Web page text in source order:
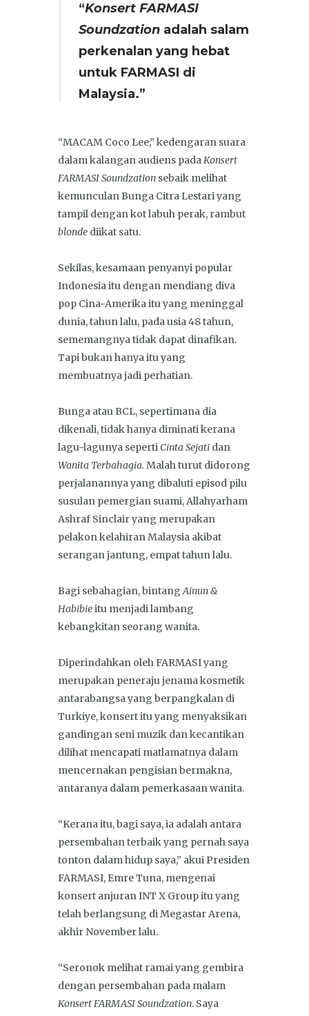
“Konsert FARMASI
Soundzation adalah salam
perkenalan yang hebat
untuk FARMASI di
Malaysia.”
“MACAM Coco Lee,” kedengaran suara
dalam kalangan audiens padaKonsert
FARMASI Soundzation sebaik melihat
kemunculan Bunga Citra Lestari yang
tampil dengan kot labuh perak, rambut
blonde diikat satu.
Sekilas, kesamaan penyanyi popular
Indonesia itu dengan mendiang diva
pop Cina-Amerika itu yang meninggal
dunia, tahun lalu, pada usia 48 tahun,
sememangnya tidak dapat dinafikan.
Tapi bukan hanya itu yang
membuatnya jadi perhatian.
Bunga atau BCL, sepertimana dia
dikenali, tidak hanya diminati kerana
lagu-lagunya sepertiCinta Sejati dan
Wanita Terbahagia. Malah turut didorong
perjalanannya yang dibaluti episod pilu
susulan pemergian suami, Allahyarham
Ashraf Sinclair yang merupakan
pelakon kelahiran Malaysia akibat
serangan jantung, empat tahun lalu.
Bagi sebahagian, bintangAinun &
Habibieitu menjadi lambang
kebangkitan seorang wanita.
Diperindahkan oleh FARMASI yang
merupakan peneraju jenama kosmetik
antarabangsa yang berpangkalan di
Turkiye, konsert itu yang menyaksikan
gandingan seni muzik dan kecantikan
dilihat mencapati matlamatnya dalam
mencernakan pengisian bermakna,
antaranya dalam pemerkasaan wanita.
“Kerana itu, bagi saya, ia adalah antara
persembahan terbaik yang pernah saya
tonton dalam hidup saya,” akui Presiden
FARMASI, Emre Tuna, mengenai
konsert anjuran INT X Group itu yang
telah berlangsung di Megastar Arena,
akhir November lalu.
“Seronok melihat ramai yang gembira
dengan persembahan pada malam
Konsert FARMASI Soundzation. Saya